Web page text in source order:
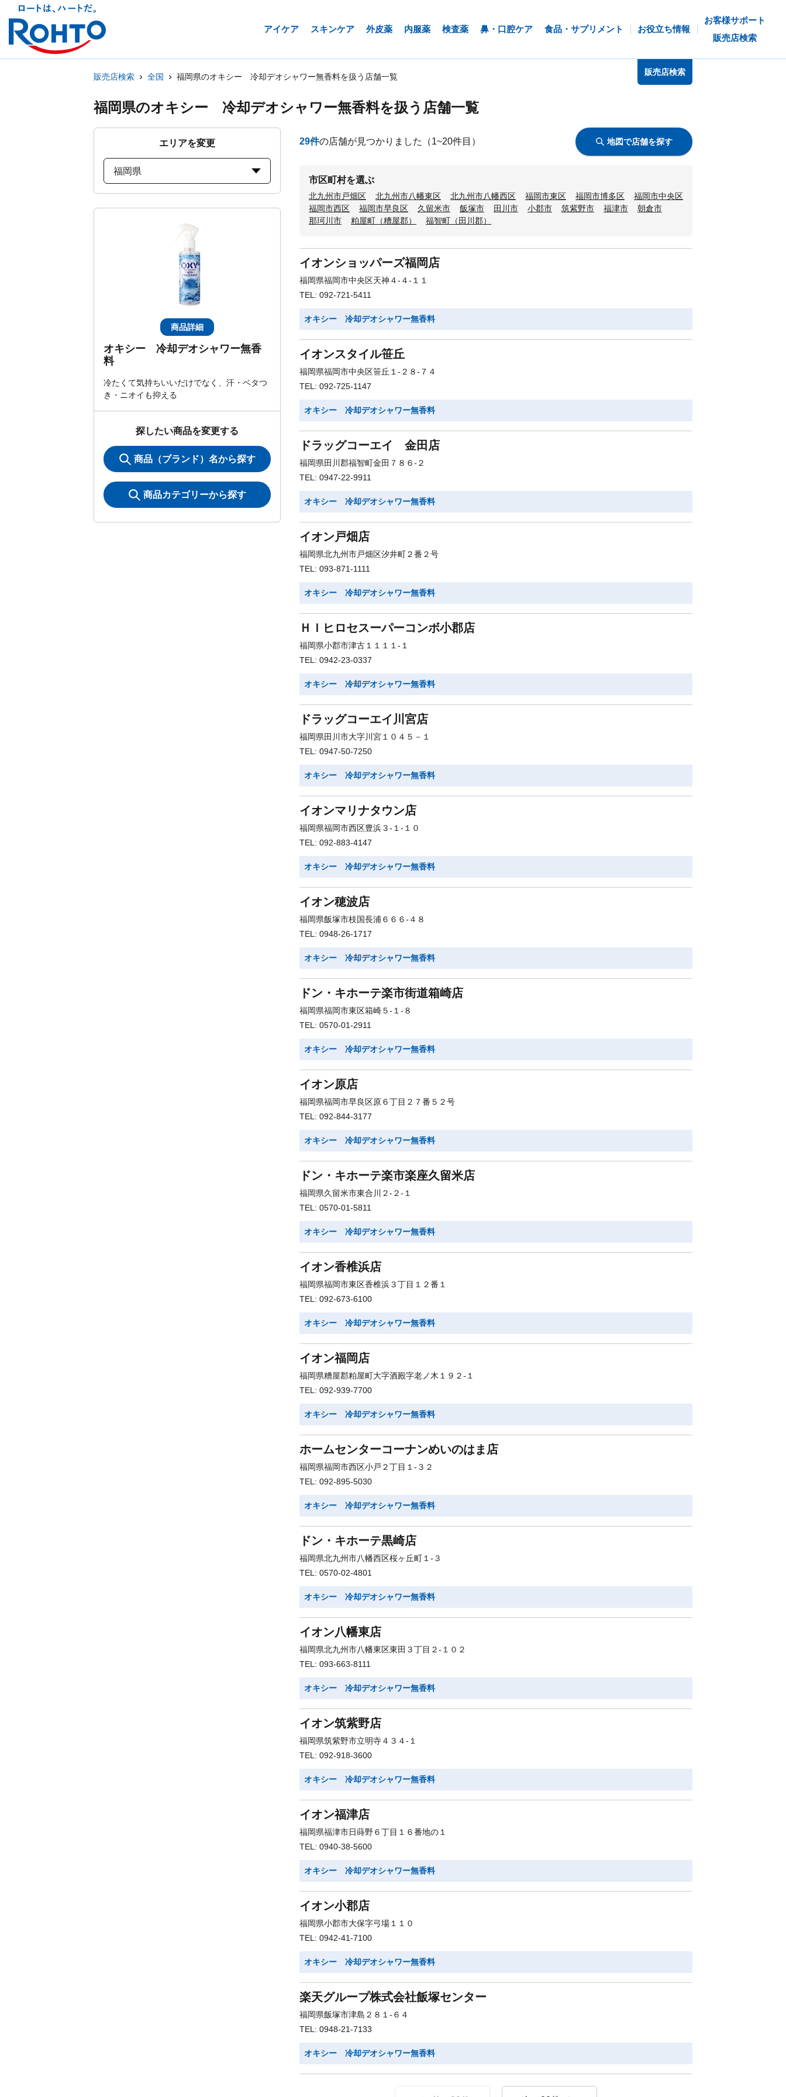
アイケア スキンケア 外皮薬 内服薬 検査薬 鼻・口腔ケア 食品・サプリメント お役立ち情報
お客様サポート
販売店検索
販売店検索 全国 福岡県のオキシー 冷却デオシャワー無香料を扱う店舗一覧 販売店検索
福岡県のオキシー 冷却デオシャワー無香料を扱う店舗一覧
エリアを変更
福岡県
商品詳細
オキシー 冷却デオシャワー無香
料
冷たくて気持ちいいだけでなく、汗・ベタつ
き・ニオイも抑える
探したい商品を変更する
商品（ブランド）名から探す
商品カテゴリーから探す
29件の店舗が見つかりました （1~20件目） 地図で店舗を探す
市区町村を選ぶ
北九州市戸畑区 北九州市八幡東区 北九州市八幡西区 福岡市東区 福岡市博多区
福岡市中央区
福岡市西区
福岡市早良区 久留米市 飯塚市 田川市 小郡市 筑紫野市 福津市
朝倉市
那珂川市
粕屋町（糟屋郡） 福智町（田川郡）
イオンショッパーズ福岡店
福岡県福岡市中央区天神４-４-１１
TEL: 092-721-5411
オキシー 冷却デオシャワー無香料
イオンスタイル笹丘
福岡県福岡市中央区笹丘１-２８-７４
TEL: 092-725-1147
オキシー 冷却デオシャワー無香料
ドラッグコーエイ 金田店
福岡県田川郡福智町金田７８６-２
TEL: 0947-22-9911
オキシー 冷却デオシャワー無香料
イオン戸畑店
福岡県北九州市戸畑区汐井町２番２号
TEL: 093-871-1111
オキシー 冷却デオシャワー無香料
ＨＩヒロセスーパーコンボ小郡店
福岡県小郡市津古１１１１-１
TEL: 0942-23-0337
オキシー 冷却デオシャワー無香料
ドラッグコーエイ川宮店
福岡県田川市大字川宮１０４５－１
TEL: 0947-50-7250
オキシー 冷却デオシャワー無香料
イオンマリナタウン店
福岡県福岡市西区豊浜３-１-１０
TEL: 092-883-4147
オキシー 冷却デオシャワー無香料
イオン穂波店
福岡県飯塚市枝国長浦６６６-４８
TEL: 0948-26-1717
オキシー 冷却デオシャワー無香料
ドン・キホーテ楽市街道箱崎店
福岡県福岡市東区箱崎５-１-８
TEL: 0570-01-2911
オキシー 冷却デオシャワー無香料
イオン原店
福岡県福岡市早良区原６丁目２７番５２号
TEL: 092-844-3177
オキシー 冷却デオシャワー無香料
ドン・キホーテ楽市楽座久留米店
福岡県久留米市東合川２-２-１
TEL: 0570-01-5811
オキシー 冷却デオシャワー無香料
イオン香椎浜店
福岡県福岡市東区香椎浜３丁目１２番１
TEL: 092-673-6100
オキシー 冷却デオシャワー無香料
イオン福岡店
福岡県糟屋郡粕屋町大字酒殿字老ノ木１９２-１
TEL: 092-939-7700
オキシー 冷却デオシャワー無香料
ホームセンターコーナンめいのはま店
福岡県福岡市西区小戸２丁目１-３２
TEL: 092-895-5030
オキシー 冷却デオシャワー無香料
ドン・キホーテ黒崎店
福岡県北九州市八幡西区桜ヶ丘町１-３
TEL: 0570-02-4801
オキシー 冷却デオシャワー無香料
イオン八幡東店
福岡県北九州市八幡東区東田３丁目２-１０２
TEL: 093-663-8111
オキシー 冷却デオシャワー無香料
イオン筑紫野店
福岡県筑紫野市立明寺４３４-１
TEL: 092-918-3600
オキシー 冷却デオシャワー無香料
イオン福津店
福岡県福津市日蒔野６丁目１６番地の１
TEL: 0940-38-5600
オキシー 冷却デオシャワー無香料
イオン小郡店
福岡県小郡市大保字弓場１１０
TEL: 0942-41-7100
オキシー 冷却デオシャワー無香料
楽天グループ株式会社飯塚センター
福岡県飯塚市津島２８１-６４
TEL: 0948-21-7133
オキシー 冷却デオシャワー無香料